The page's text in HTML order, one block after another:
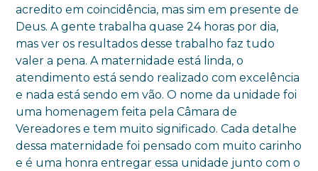
acredito em coincidência, mas sim em presente de
Deus. A gente trabalha quase 24 horas por dia,
mas ver os resultados desse trabalho faz tudo
valer a pena. A maternidade está linda, o
atendimento está sendo realizado com excelência
e nada está sendo em vão. O nome da unidade foi
uma homenagem feita pela Câmara de
Vereadores e tem muito significado. Cada detalhe
dessa maternidade foi pensado com muito carinho
e é uma honra entregar essa unidade junto com o